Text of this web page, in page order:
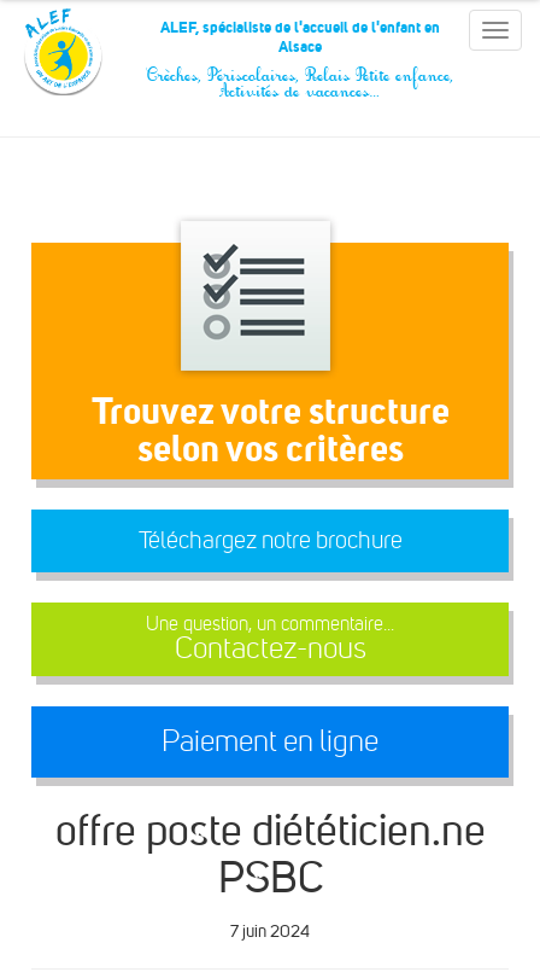
Panneau de gestion des cookies
Toggle
ALEF, spécialiste de l'accueil de l'enfant en
Alsace
Crèches, Périscolaires, Relais Petite enfance,
Activités de vacances…
Trouvez votre structure
selon vos critères
Téléchargez notre brochure
Une question, un commentaire...
Contactez-nous
Paiement en ligne
offre poste diététicien.ne
PSBC
7 juin 2024